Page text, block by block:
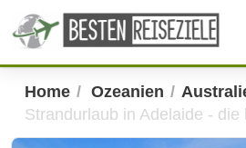
Home Ozeanien
Strandurlaub in Adelaide - die